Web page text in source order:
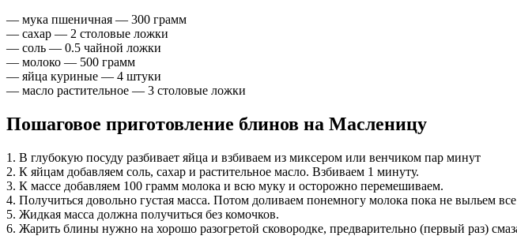
— мука пшеничная — 300 грамм
— сахар — 2 столовые ложки
— соль — 0.5 чайной ложки
— молоко — 500 грамм
— яйца куриные — 4 штуки
— масло растительное — 3 столовые ложки
Пошаговое приготовление блинов на Масленицу
1. В глубокую посуду разбивает яйца и взбиваем из миксером или венчиком пар минут
2. К яйцам добавляем соль, сахар и растительное масло. Взбиваем 1 минуту.
3. К массе добавляем 100 грамм молока и всю муку и осторожно перемешиваем.
4. Получиться довольно густая масса. Потом доливаем понемногу молока пока не выльем
5. Жидкая масса должна получиться без комочков.
6. Жарить блины нужно на хорошо разогретой сковородке, предварительно (первый раз)